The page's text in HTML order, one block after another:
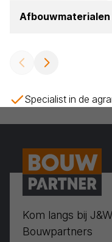
Afbouw­ma­te­ri­a­len
Specialist in de
Kom langs bij J&W
Bouwpartners